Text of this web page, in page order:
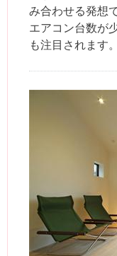
み合わせる発想で
エアコン台数が
も注目されます。